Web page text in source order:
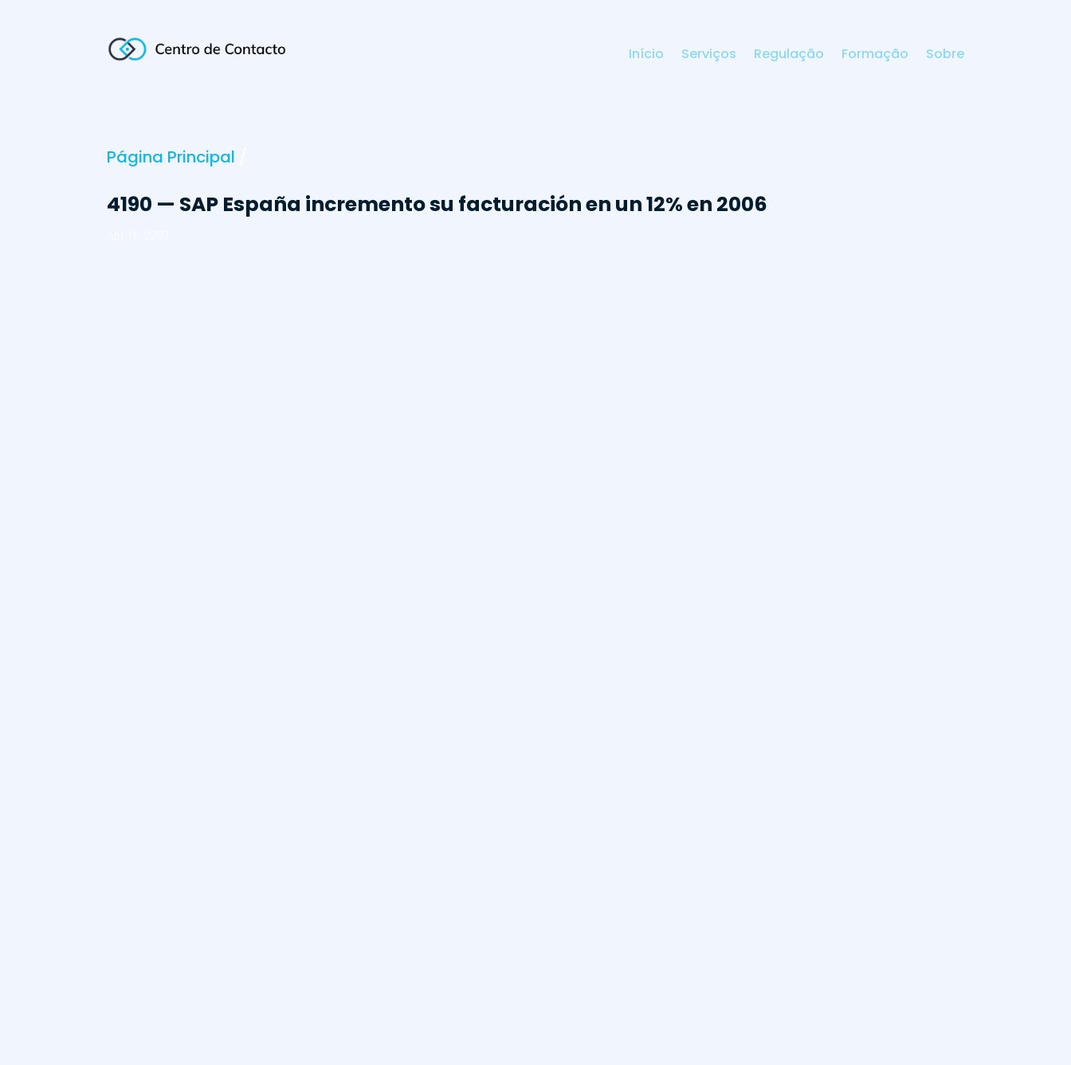
Início Serviços Regulação Formação Sobre
Página Principal
4190 — SAP España incremento su facturación en un 12% en 2006